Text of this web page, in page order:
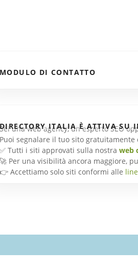
MODULO DI CONTATTO
DIRECTORY ITALIA È ATTIVA SU
Sei una web agency, un esperto SEO
Puoi segnalare il tuo sito gratuitamente
✅ Tutti i siti approvati sulla nostra web
🚀 Per una visibilità ancora maggiore,
👉 Accettiamo solo siti conformi alle